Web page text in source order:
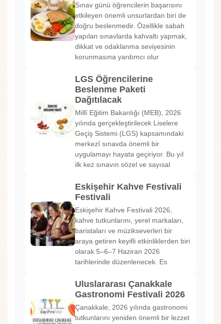
Sınav günü öğrencilerin başarısını
etkileyen önemli unsurlardan biri de
doğru beslenmedir. Özellikle sabah
yapılan sınavlarda kahvaltı yapmak,
dikkat ve odaklanma seviyesinin
korunmasına yardımcı olur
LGS Öğrencilerine
Beslenme Paketi
Dağıtılacak
Millî Eğitim Bakanlığı (MEB), 2026
yılında gerçekleştirilecek Liselere
Geçiş Sistemi (LGS) kapsamındaki
merkezî sınavda önemli bir
uygulamayı hayata geçiriyor. Bu yıl
ilk kez sınavın sözel ve sayısal
Eskişehir Kahve Festivali
Festivali
Eskişehir Kahve Festivali 2026,
kahve tutkunlarını, yerel markaları,
baristaları ve müzikseverleri bir
araya getiren keyifli etkinliklerden biri
olarak 5–6–7 Haziran 2026
tarihlerinde düzenlenecek. Es
Uluslararası Çanakkale
Gastronomi Festivali 2026
Çanakkale, 2026 yılında gastronomi
tutkunlarını yeniden önemli bir lezzet